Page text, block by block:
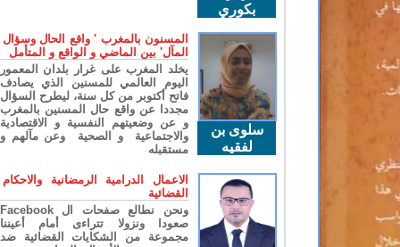
بكوري
سلوى بن
لفقيه
المسنون بالمغرب ' واقع الحال وسؤال
المآل' بين الماضي و الواقع و المتأمل
يخلد المغرب على غرار بلدان المعمور
اليوم العالمي للمسنين الذي يصادف
فاتح أكتوبر من كل سنة، ليطرح السؤال
مجددا عن واقع حال المسنين بالمغرب
و عن وضعيتهم النفسية و الاقتصادية
والاجتماعية و الصحية وعن مآلهم و
مستقبله
الاعمال الدرامية الرمضانية والاحكام
القضائية
ونحن نطالع صفحات ال Facebook
صعودا ونزولا تتراءى أمام أعيننا
مجموعة من الشكايات القضائية ضد